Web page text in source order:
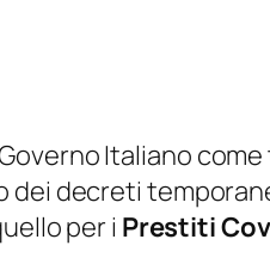
Italiano
dei decreti
per i Prestiti